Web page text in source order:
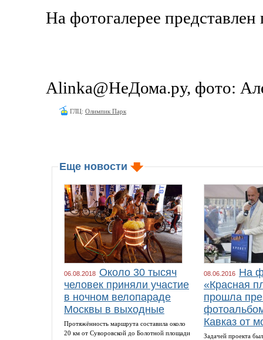
На фотогалерее
Alinka@НеДома.ру, фото:
ГЛЦ: Олимпик Парк
Еще новости
06.08.2018 Около 30 тысяч
человек приняли участие
в ночном велопараде
Москвы в выходные
Протяжённость маршрута составила около
20 км от Суворовской до Болотной площади
08.06.2016 На
«Красная
прошла
Кавказ от
Задачей проекта